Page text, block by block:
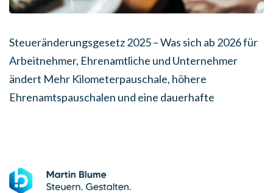
Steueränderungsgesetz 2025 – Was sich ab 2026 für
Arbeitnehmer, Ehrenamtliche und Unternehmer
ändert Mehr Kilometerpauschale, höhere
Ehrenamtspauschalen und eine dauerhafte